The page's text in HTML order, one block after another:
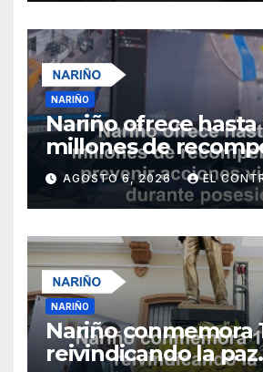
NARIÑO
Nariño ofrece hasta
millones de
para prevenir
violentas durante
presidencial del 7
AGOSTO 6, 2026 EL
NARIÑO
Nariño conmemora
reivindicando la paz